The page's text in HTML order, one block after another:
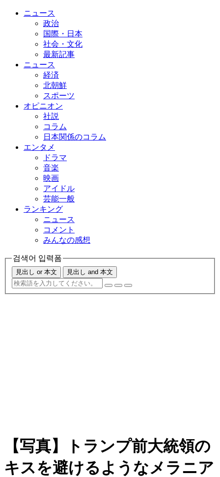
ニュース
政治
国際・日本
社会・文化
最新記事
ニュース
経済
北朝鮮
スポーツ
オピニオン
社説
コラム
日本関係のコラム
エンタメ
ドラマ
音楽
映画
アイドル
芸能一般
ランキング
ニュース
コメント
みんなの感想
검색어 입력폼
見出し or 本文 見出し and 本文
【写真】トランプ前大統領の
キスを避けるようなメラニア